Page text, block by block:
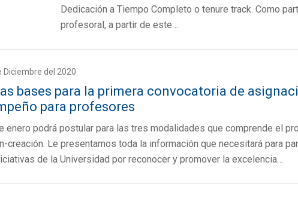
Dedicación a Tiempo Completo o tenure track. Como
profesoral, a partir de este…
Diciembre del 2020
bases para la primera convocatoria de
para profesores
enero podrá postular para las tres modalidades que comprende el
creación. Le presentamos toda la información que necesitará para
de la Universidad por reconocer y promover la excelencia…